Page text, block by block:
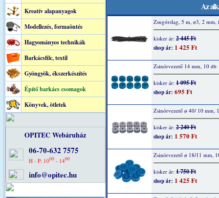
Kreatív alapanyagok
Modellezés, formaöntés
Hagyományos technikák
Barkácsfilc, textil
Gyöngyök, ékszerkészítés
Építő barkács csomagok
Könyvek, ötletek
OPITEC Webáruház
06-70-632 7575
H - P: 1000- 1400
info@opitec.hu
Az
Zsugórslag, 5 m, ø3, 2 mm,
kisker ár: 2 445 Ft
shop ár: 1 425 Ft
Zsinórvezető 14 mm, 10 db
kisker ár: 1 095 Ft
shop ár: 695 Ft
Zsinórvezető ø 40/ 10 mm,
kisker ár: 2 240 Ft
shop ár: 1 570 Ft
Zsinórvezető ø 18/11 mm,
kisker ár: 1 750 Ft
shop ár: 1 425 Ft